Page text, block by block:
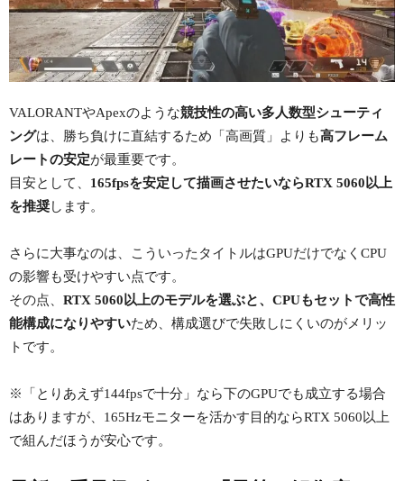
VALORANTやApexのような競技性の高い多人数型シューティ
ングは、勝ち負けに直結するため「高画質」よりも高フレーム
レートの安定が最重要です。
目安として、 165fpsを安定して描画させたいならRTX 5060以上
を推奨します。
さらに大事なのは、こういったタイトルはGPUだけでなくCPU
の影響も受けやすい点です。
その点、 RTX 5060以上のモデルを選ぶと、CPUもセットで高性
能構成になりやすいため、構成選びで失敗しにくいのがメリッ
トです。
※「とりあえず144fpsで十分」なら下のGPUでも成立する場合
はありますが、165Hzモニターを活かす目的ならRTX 5060以上
で組んだほうが安心です。